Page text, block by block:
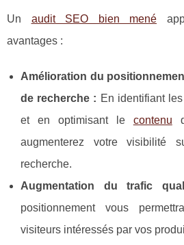
Un audit SEO bien mené
avantages :
Amélioration du
de recherche : En identifiant
et en optimisant le contenu
augmenterez votre visibilité
recherche.
Augmentation du trafic
positionnement vous
visiteurs intéressés par vos